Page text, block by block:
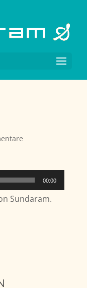
00:00
Sundaram.